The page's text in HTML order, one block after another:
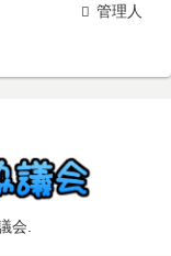
管理人
会.